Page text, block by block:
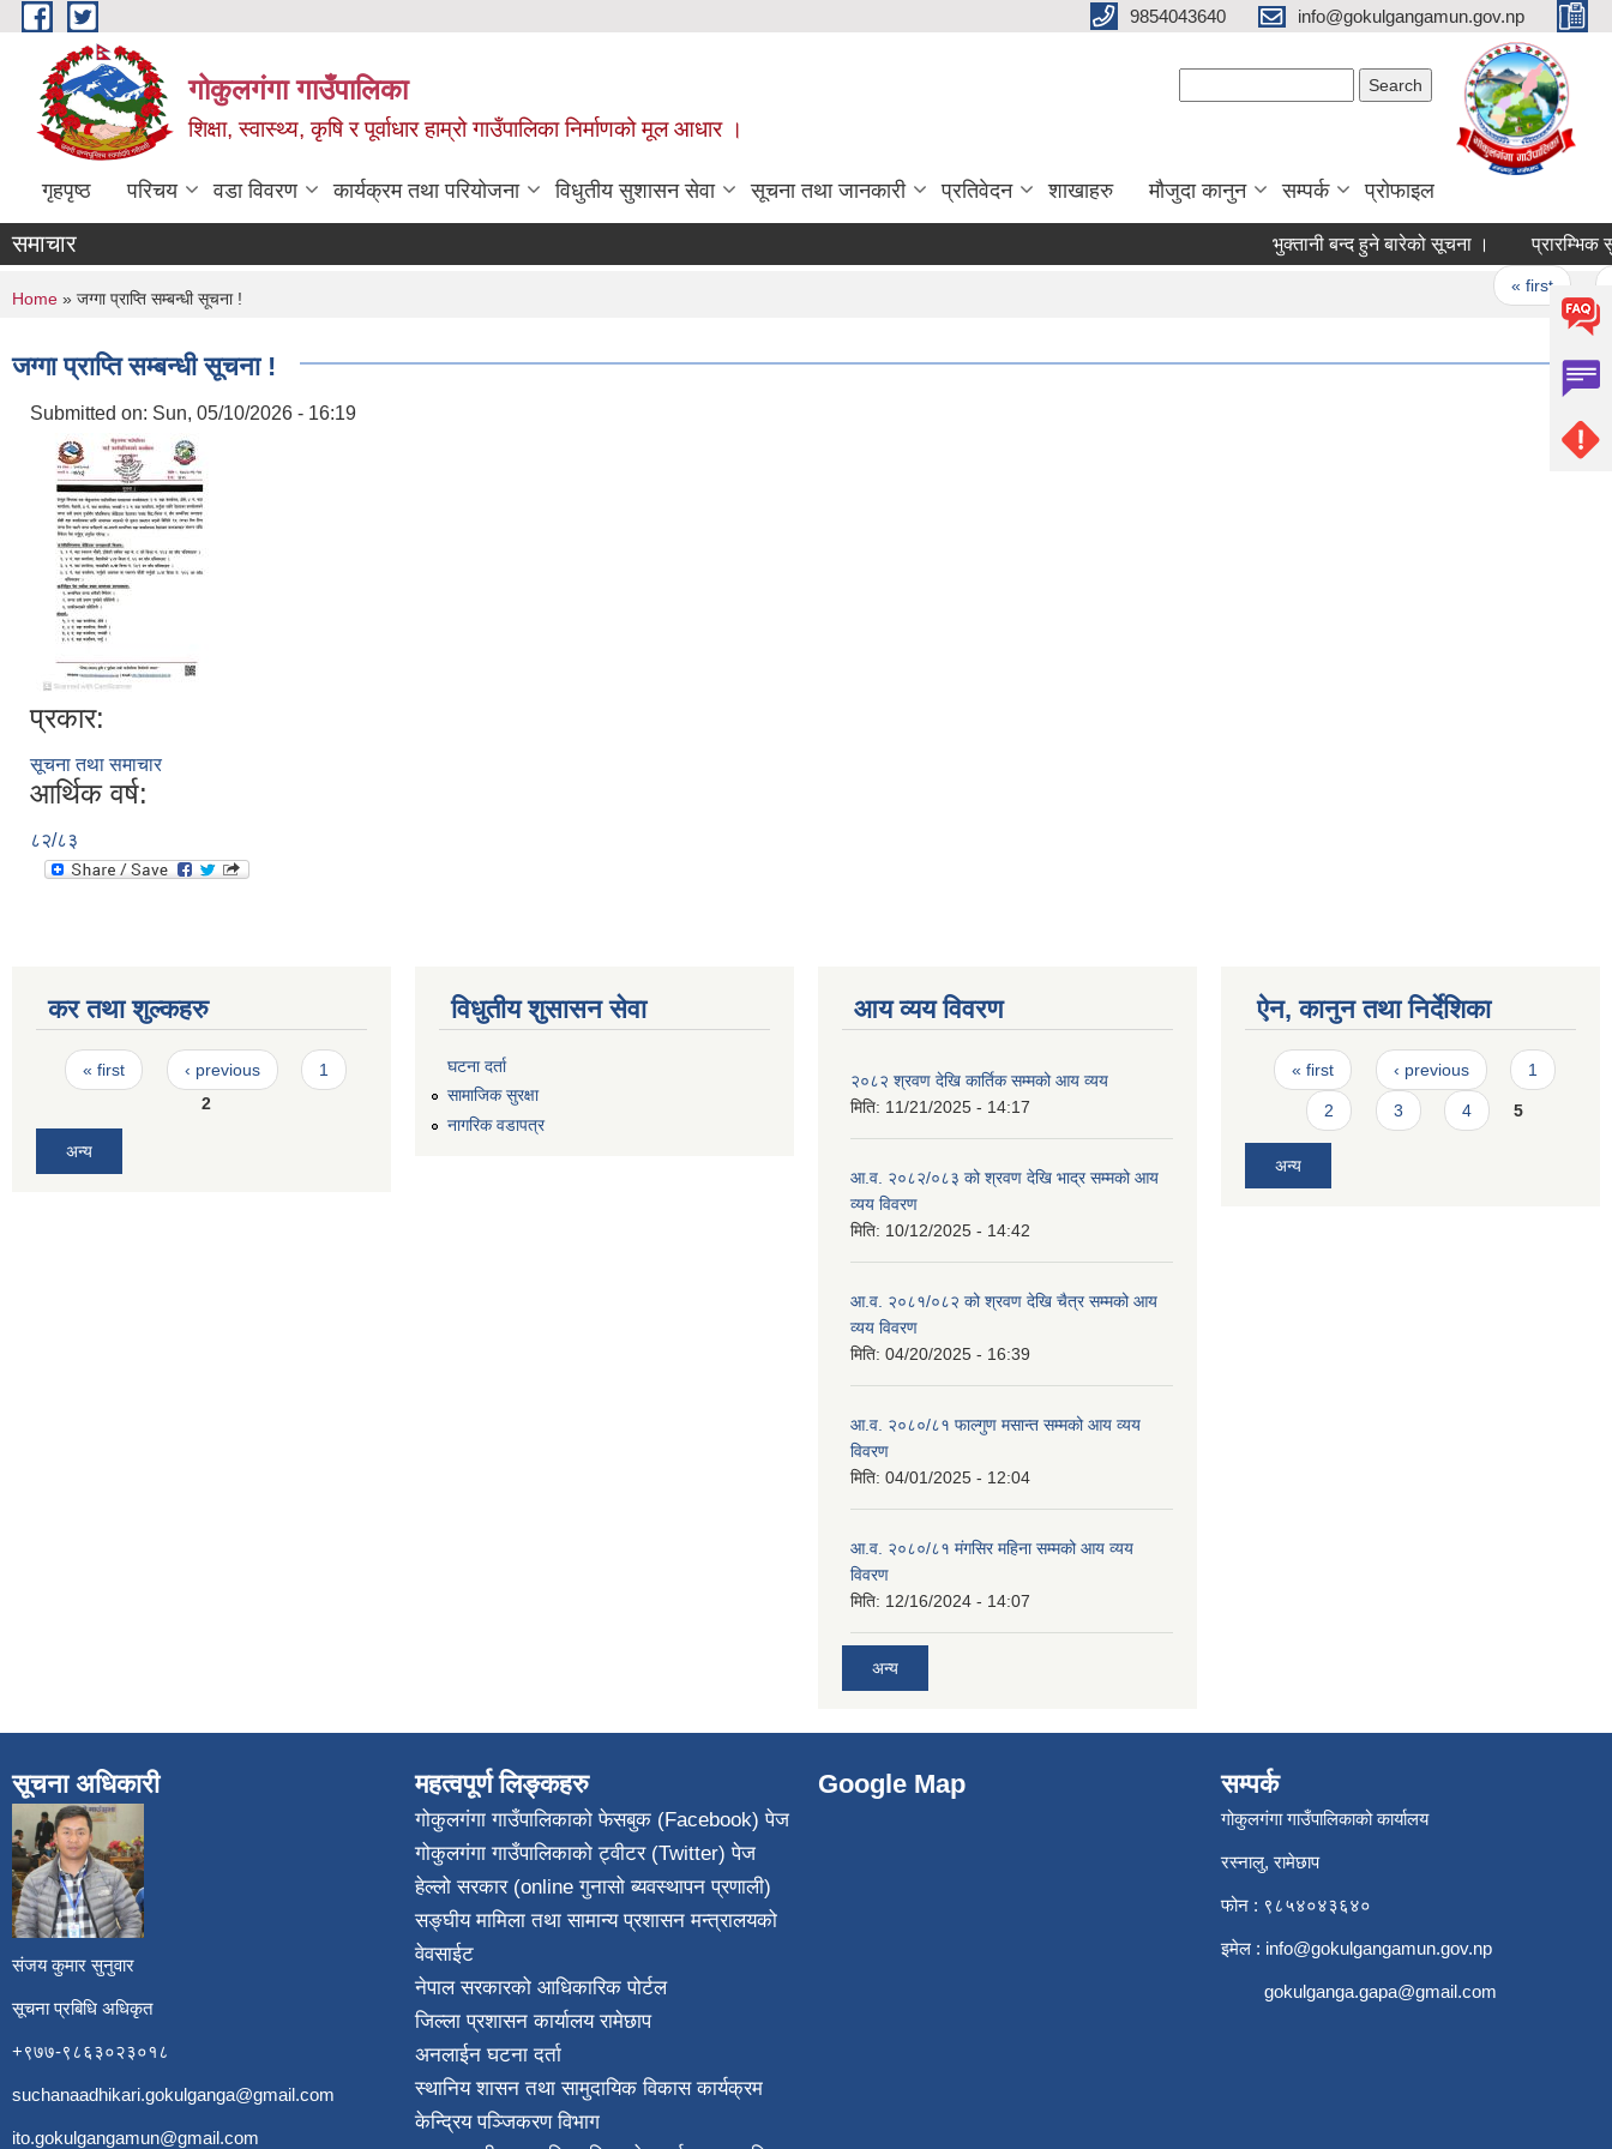
Skip to main content 9854043640 info@gokulgangamun.gov.np
गोकुलगंगा गाउँपालिका
शिक्षा, स्वास्थ्य, कृषि र पूर्वाधार हाम्रो गाउँपालिका निर्माणको मूल आधार ।
गृहपृष्ठ परिचय वडा विवरण कार्यक्रम तथा परियोजना विधुतीय सुशासन सेवा सूचना तथा जानकारी प्रतिवेदन शाखाहरु मौजुदा कानुन सम्पर्क प्रोफाइल
समाचार भुक्तानी बन्द हुने बारेको सूचना । प्रारम्भिक
« first
You are here
Home » जग्गा प्राप्ति सम्बन्धी सूचना !
जग्गा प्राप्ति सम्बन्धी सूचना !
Submitted on: Sun, 05/10/2026 - 16:19
प्रकार:
सूचना तथा समाचार
आर्थिक वर्ष:
८२/८३
कर तथा शुल्कहरु
Pages
« first ‹ previous
1
2
अन्य
विधुतीय शुसासन सेवा
घटना दर्ता
सामाजिक सुरक्षा
नागरिक वडापत्र
आय व्यय विवरण
२०८२ श्रवण देखि कार्तिक सम्मको आय व्यय
मिति: 11/21/2025 - 14:17
आ.व. २०८२/०८३ को श्रवण देखि भाद्र सम्मको आय
व्यय विवरण
मिति: 10/12/2025 - 14:42
आ.व. २०८१/०८२ को श्रवण देखि चैत्र सम्मको आय
व्यय विवरण
मिति: 04/20/2025 - 16:39
आ.व. २०८०/८१ फाल्गुण मसान्त सम्मको आय व्यय
विवरण
मिति: 04/01/2025 - 12:04
आ.व. २०८०/८१ मंगसिर महिना सम्मको आय व्यय
विवरण
मिति: 12/16/2024 - 14:07
अन्य
ऐन, कानुन तथा निर्देशिका
Pages
« first ‹ previous 1
2 3 4 5
अन्य
सूचना अधिकारी
संजय कुमार सुनुवार
सूचना प्रबिधि अधिकृत
+९७७-९८६३०२३०१८
suchanaadhikari.gokulganga@gmail.com
ito.gokulgangamun@gmail.com
महत्वपूर्ण लिङ्कहरु
गोकुलगंगा गाउँपालिकाको फेसबुक (Facebook) पेज
गोकुलगंगा गाउँपालिकाको ट्वीटर (Twitter) पेज
हेल्लो सरकार (online गुनासो ब्यवस्थापन प्रणाली)
सङ्घीय मामिला तथा सामान्य प्रशासन मन्त्रालयको
वेवसाईट
नेपाल सरकारको आधिकारिक पोर्टल
जिल्ला प्रशासन कार्यालय रामेछाप
अनलाईन घटना दर्ता
स्थानिय शासन तथा सामुदायिक विकास कार्यक्रम
केन्द्रिय पञ्जिकरण विभाग
Google Map सम्पर्क
गोकुलगंगा गाउँपालिकाको कार्यालय
रस्नालु, रामेछाप
फोन : ९८५४०४३६४०
इमेल : info@gokulgangamun.gov.np
gokulganga.gapa@gmail.com